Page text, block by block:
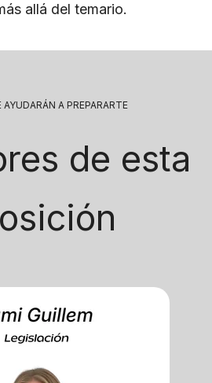
allá del temario.
AYUDARÁN A PREPARARTE
de esta